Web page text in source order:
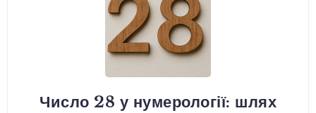
Число 28 у нумерології: шлях